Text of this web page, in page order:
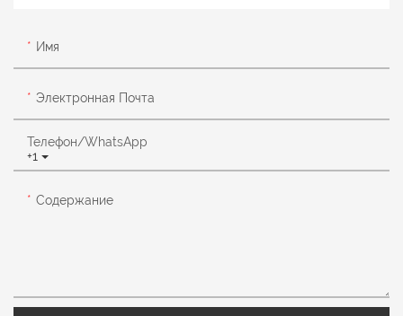
Имя
Электронная Почта
+1
Телефон/WhatsApp
Содержание